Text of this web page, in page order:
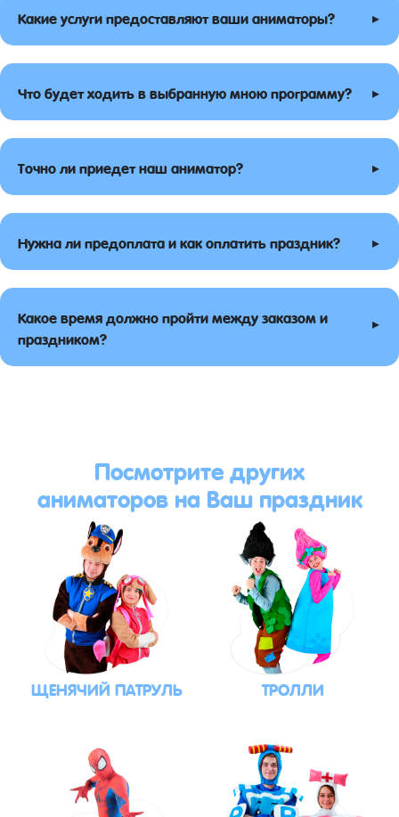
Какие услуги предоставляют ваши аниматоры? ▸
Что будет ходить в выбранную мною программу? ▸
Точно ли приедет наш аниматор? ▸
Нужна ли предоплата и как оплатить праздник? ▸
Какое время должно пройти между заказом и
праздником?
▸
Посмотрите других
аниматоров на Ваш праздник
ЩЕНЯЧИЙ ПАТРУЛЬ ТРОЛЛИ